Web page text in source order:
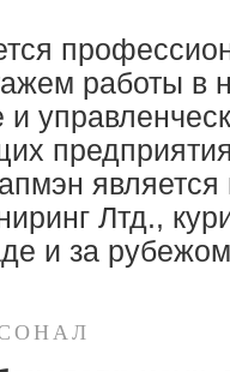
работы в
Лтд.,
и за